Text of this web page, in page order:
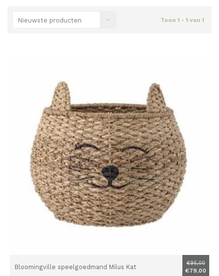
Nieuwste producten Toon 1 - 1 van 1
Bloomingville speelgoedmand Milus Kat
€95,00
€79,00